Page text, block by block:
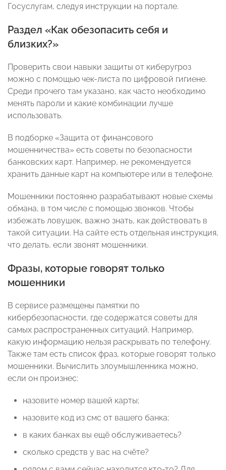
Госуслугам, следуя инструкции на портале.
Раздел «Как обезопасить себя и
близких?»
Проверить свои навыки защиты от киберугроз
можно с помощью чек-листа по цифровой гигиене.
Среди прочего там указано, как часто необходимо
менять пароли и какие комбинации лучше
использовать.
В подборке «Защита от финансового
мошенничества» есть советы по безопасности
банковских карт. Например, не рекомендуется
хранить данные карт на компьютере или в телефоне.
Мошенники постоянно разрабатывают новые схемы
обмана, в том числе с помощью звонков. Чтобы
избежать ловушек, важно знать, как действовать в
такой ситуации. На сайте есть отдельная инструкция,
что делать, если звонят мошенники.
Фразы, которые говорят только
мошенники
В сервисе размещены памятки по
кибербезопасности, где содержатся советы для
самых распространенных ситуаций. Например,
какую информацию нельзя раскрывать по телефону.
Также там есть список фраз, которые говорят только
мошенники. Вычислить злоумышленника можно,
если он произнес:
назовите номер вашей карты;
назовите код из смс от вашего банка;
в каких банках вы ещё обслуживаетесь?
сколько средств у вас на счёте?